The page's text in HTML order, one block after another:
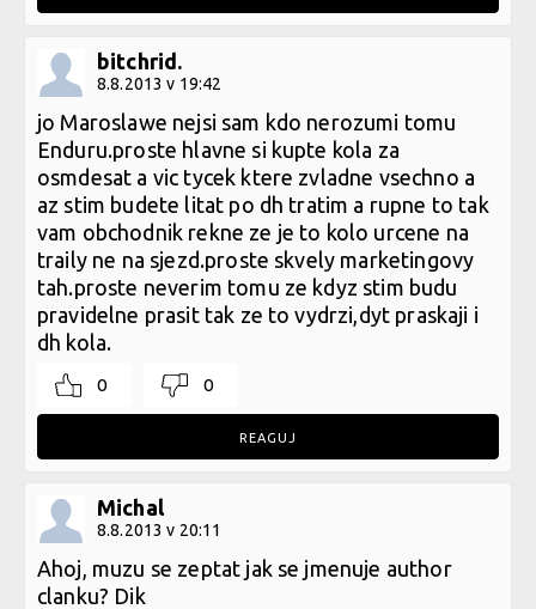
bitchrid.
8.8.2013 v 19:42
jo Maroslawe nejsi sam kdo nerozumi tomu
Enduru.proste hlavne si kupte kola za
osmdesat a vic tycek ktere zvladne vsechno a
az stim budete litat po dh tratim a rupne to tak
vam obchodnik rekne ze je to kolo urcene na
traily ne na sjezd.proste skvely marketingovy
tah.proste neverim tomu ze kdyz stim budu
pravidelne prasit tak ze to vydrzi,dyt praskaji i
dh kola.
0 0
REAGUJ
Michal
8.8.2013 v 20:11
Ahoj, muzu se zeptat jak se jmenuje author
clanku? Dik